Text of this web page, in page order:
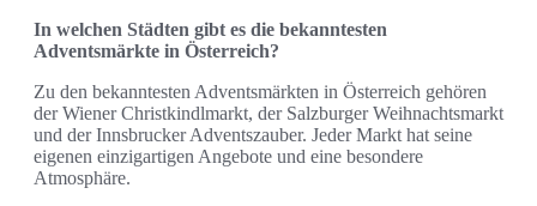
In welchen Städten gibt es die bekanntesten
Adventsmärkte in Österreich?
Zu den bekanntesten Adventsmärkten in Österreich gehören
der Wiener Christkindlmarkt, der Salzburger Weihnachtsmarkt
und der Innsbrucker Adventszauber. Jeder Markt hat seine
eigenen einzigartigen Angebote und eine besondere
Atmosphäre.